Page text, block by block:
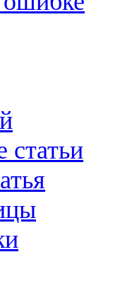
статьи